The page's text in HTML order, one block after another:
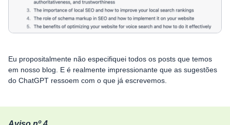
Eu propositalmente não especifiquei todos os posts que temos
em nosso blog. E é realmente impressionante que as sugestões
do ChatGPT ressoem com o que já escrevemos.